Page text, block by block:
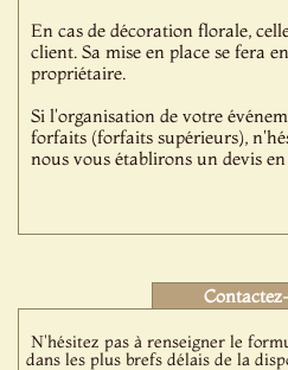
En cas de décoration florale,
client. Sa mise en place se fera
propriétaire.
Si l'organisation de votre
forfaits (forfaits supérieurs),
nous vous établirons un devis
N'hésitez pas à renseigner le
dans les plus brefs délais de la